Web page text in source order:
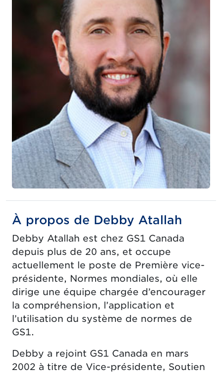
À propos de Debby Atallah
Debby Atallah est chez GS1 Canada
depuis plus de 20 ans, et occupe
actuellement le poste de Première vice-
présidente, Normes mondiales, où elle
dirige une équipe chargée d’encourager
la compréhension, l’application et
l’utilisation du système de normes de
GS1.
Debby a rejoint GS1 Canada en mars
2002 à titre de Vice-présidente, Soutien